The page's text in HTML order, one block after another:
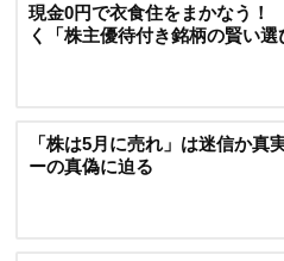
現金0円で衣食住をまかなう！
く「株主優待付き銘柄の賢い選
「株は5月に売れ」は迷信か真
ーの真偽に迫る